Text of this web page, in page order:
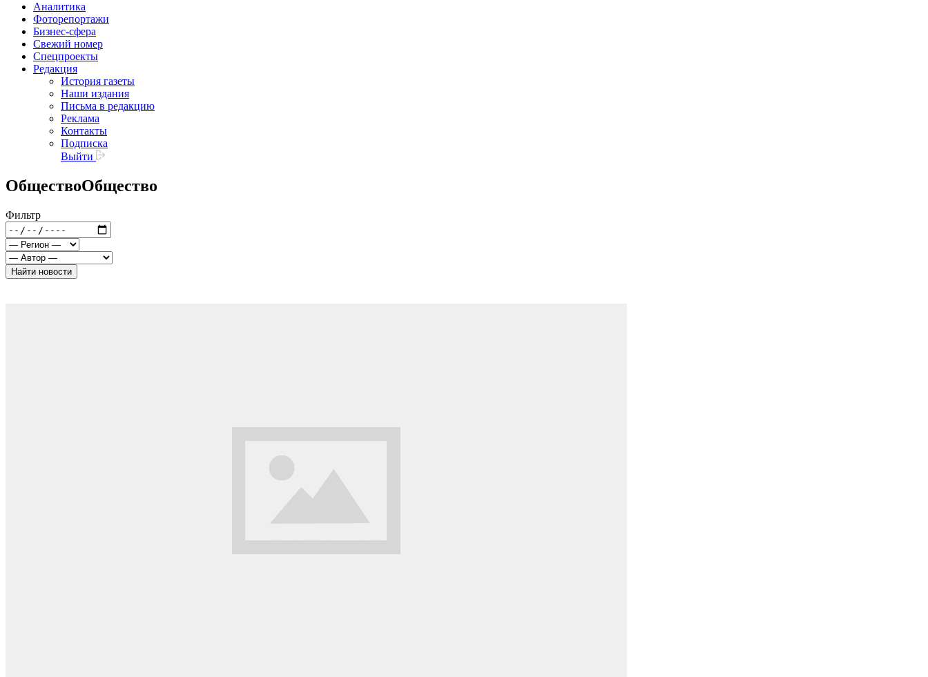
Аналитика
Фоторепортажи
Бизнес-сфера
Свежий номер
Спецпроекты
Редакция
История газеты
Наши издания
Письма в редакцию
Реклама
Контакты
Подписка
Выйти
ОбществоОбщество
Фильтр
Найти новости